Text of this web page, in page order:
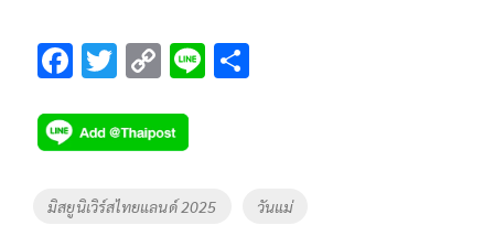
F
e
b
o
T
tt
er
C
p
y
Li
Li
Tags
มิสยูนิเวิร์สไทยแลนด์ 2025 วันแม่